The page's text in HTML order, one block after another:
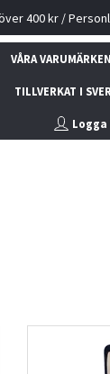
400 kr /
VÅRA VARUMÄRKEN
TILLVERKAT I
Logga